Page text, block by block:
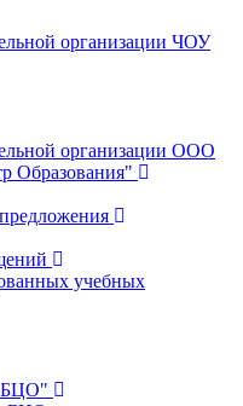
организации ЧОУ
организации ООО
Образования"
учебных
БЦО"